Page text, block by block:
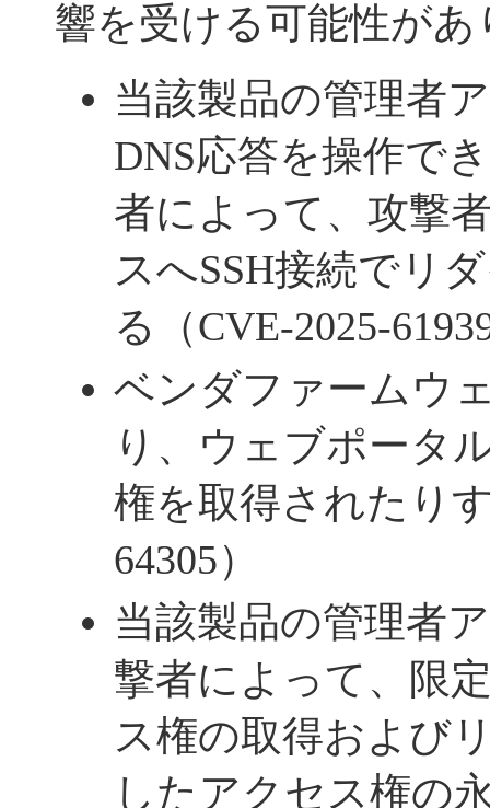
響を受ける可能性があ
当該製品の管理者
DNS応答を操作で
者によって、攻撃
スへSSH接続でリ
る（CVE-2025-
ベンダファームウ
り、ウェブポータ
権を取得されたり
64305）
当該製品の管理者
撃者によって、限
ス権の取得および
したアクセス権の